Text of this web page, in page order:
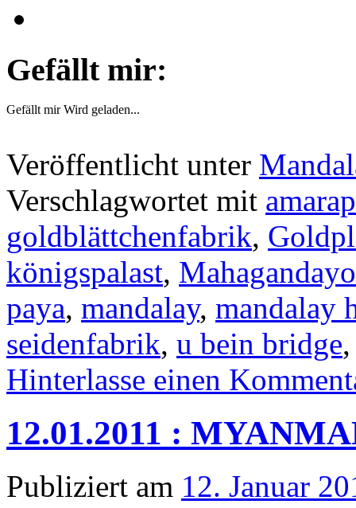
Gefällt mir:
Gefällt mir Wird geladen...
Veröffentlicht unter
Verschlagwortet mit
goldblättchenfabrik,
königspalast,
paya, mandalay, mandalay
seidenfabrik, u bein bridge
Hinterlasse einen
12.01.2011 :
Publiziert am 12. Januar